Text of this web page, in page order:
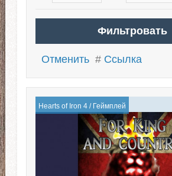
Отменить # Ссылка
Hearts of Iron 4/ Геймплей